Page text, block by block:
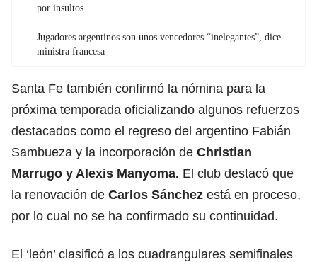
por insultos
Jugadores argentinos son unos vencedores “inelegantes”, dice
ministra francesa
Santa Fe también confirmó la nómina para la
próxima temporada oficializando algunos refuerzos
destacados como el regreso del argentino Fabián
Sambueza y la incorporación de Christian
Marrugo y Alexis Manyoma. El club destacó que
la renovación de Carlos Sánchez está en proceso,
por lo cual no se ha confirmado su continuidad.
El ‘león’ clasificó a los cuadrangulares semifinales